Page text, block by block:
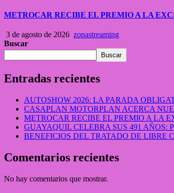
METROCAR RECIBE EL PREMIO A LA
3 de agosto de 2026 zonastreaming
Buscar
Buscar
Entradas recientes
AUTOSHOW 2026: LA PARADA
CASAPLAN MOTORPLAN ACERCA
METROCAR RECIBE EL PREMIO A LA
GUAYAQUIL CELEBRA SUS 491 AÑOS:
BENEFICIOS DEL TRATADO DE LIBRE
Comentarios recientes
No hay comentarios que mostrar.